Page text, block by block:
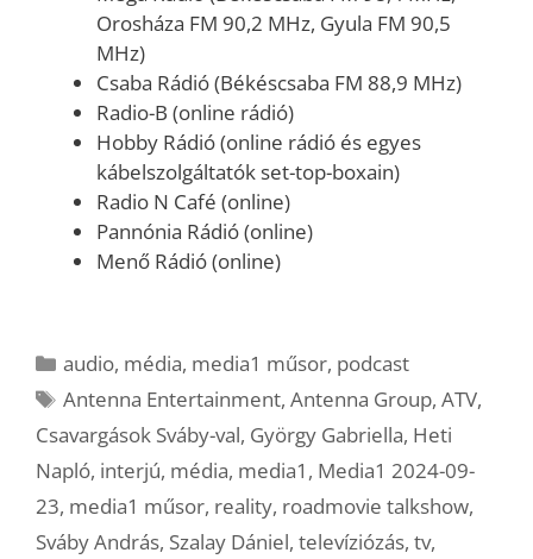
Orosháza FM 90,2 MHz, Gyula FM 90,5
MHz)
Csaba Rádió (Békéscsaba FM 88,9 MHz)
Radio-B (online rádió)
Hobby Rádió (online rádió és egyes
kábelszolgáltatók set-top-boxain)
Radio N Café (online)
Pannónia Rádió (online)
Menő Rádió (online)
Kategória
audio, média, media1 műsor, podcast
Címkék
Antenna Entertainment,Antenna Group,ATV,
Csavargások Sváby-val, György Gabriella, Heti
Napló, interjú, média, media1 , Media1 2024-09-
23, media1 műsor, reality, roadmovie talkshow,
Sváby András, Szalay Dániel, televíziózás, tv,